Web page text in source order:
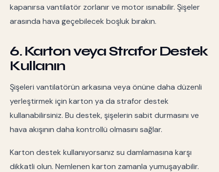
kapanırsa vantilatör zorlanır ve motor ısınabilir. Şişeler
arasında hava geçebilecek boşluk bırakın.
6. Karton veya Strafor Destek
Kullanın
Şişeleri vantilatörün arkasına veya önüne daha düzenli
yerleştirmek için karton ya da strafor destek
kullanabilirsiniz. Bu destek, şişelerin sabit durmasını ve
hava akışının daha kontrollü olmasını sağlar.
Karton destek kullanıyorsanız su damlamasına karşı
dikkatli olun. Nemlenen karton zamanla yumuşayabilir.